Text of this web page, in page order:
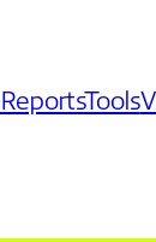
ReportsTools